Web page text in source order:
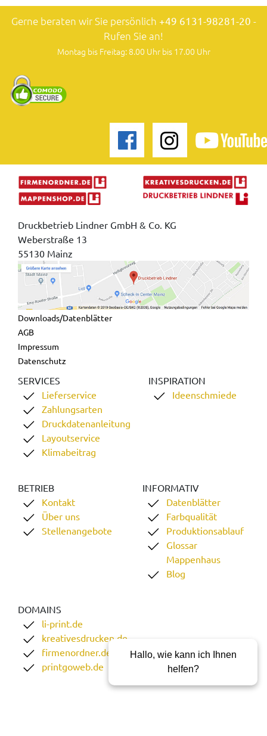
Gerne beraten wir Sie persönlich +49 6131-98281-20 -
Rufen Sie an!
Montag bis Freitag: 8.00 Uhr bis 17.00 Uhr
Druckbetrieb Lindner GmbH & Co. KG
Weberstraße 13
55130 Mainz
Downloads/Datenblätter
AGB
Impressum
Datenschutz
SERVICES
Lieferservice
Zahlungsarten
Druckdatenanleitung
Layoutservice
Klimabeitrag
INSPIRATION
Ideenschmiede
BETRIEB
Kontakt
Über uns
Stellenangebote
INFORMATIV
Datenblätter
Farbqualität
Produktionsablauf
Glossar
Mappenhaus
Blog
DOMAINS
li-print.de
kreativesdrucken.de
firmenordner.de
printgoweb.de
Hallo, wie kann ich Ihnen
helfen?